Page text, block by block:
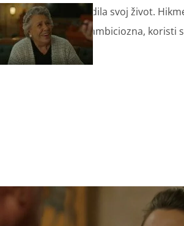
je Sumru izgradila svoj život.
proračunata i ambiciozna, koristi
svoju korist